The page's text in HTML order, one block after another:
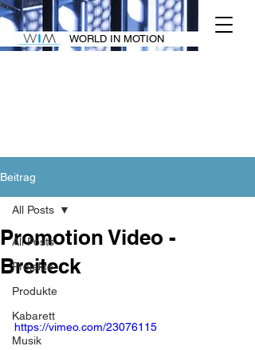
WORLD IN MOTION
Beitrag
All Posts
Projekte
Produkte
Kabarett
Musik
All Posts
Promotion Video -
Breiteck
https://vimeo.com/23076115